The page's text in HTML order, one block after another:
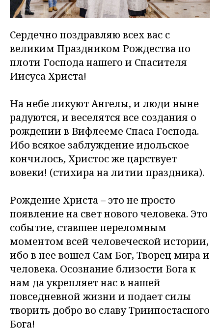
Сердечно поздравляю всех вас с
великим Праздником Рождества по
плоти Господа нашего и Спасителя
Иисуса Христа!
На небе ликуют Ангелы, и люди ныне
радуются, и веселятся все создания о
рождении в Вифлееме Спаса Господа.
Ибо всякое заблуждение идольское
кончилось, Христос же царствует
вовеки! (стихира на литии праздника).
Рождение Христа – это не просто
появление на свет нового человека. Это
событие, ставшее переломным
моментом всей человеческой истории,
ибо в нее вошел Сам Бог, Творец мира и
человека. Осознание близости Бога к
нам да укрепляет нас в нашей
повседневной жизни и подает силы
творить добро во славу Триипостасного
Бога!